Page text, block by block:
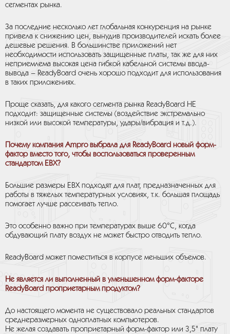
сегментах рынка.
За последние несколько лет глобальная конкуренция на рынке
привела к снижению цен, вынудив производителей искать более
дешевые решения. В большинстве приложений нет
необходимости использовать защищенные платы, так же для них
неприемлема высокая цена гибкой кабельной системы ввода-
вывода – ReadyBoard очень хорошо подходит для использования
в таких приложениях.
Проще сказать, для какого сегмента рынка ReadyBoard НЕ
подходит: защищенные системы (воздействие экстремально
низкой или высокой температуры, удары/вибрация и т.д.).
Почему компания Ampro выбрала для ReadyBoard новый форм-
фактор вместо того, чтобы воспользоваться проверенным
стандартом EBX?
Большие размеры ЕВХ подходят для плат, предназначенных для
работы в тяжелых температурных условиях, т.к. большая площадь
помогает лучше рассеивать тепло.
Это особенно важно при температурах выше 60°С, когда
обдувающий плату воздух не может быстро отводить тепло.
ReadyBoard может поместиться в корпусе меньших объемов.
Не является ли выполненный в уменьшенном форм-факторе
ReadyBoard проприетарным продуктом?
До настоящего момента не существовало реальных стандартов
среднеразмерных одноплатных компьютеров.
Не желая создавать проприетарный форм-фактор или 3,5" плату